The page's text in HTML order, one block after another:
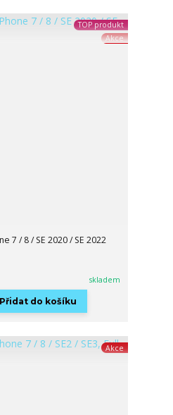
TOP produkt
Akce
7 / 8 / SE 2020 / SE 2022
skladem
Přidat do košíku
Akce